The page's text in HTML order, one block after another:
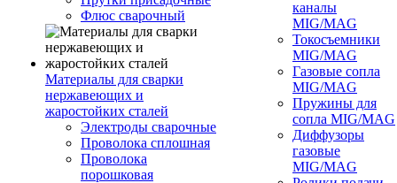
Флюс сварочный
Материалы для сварки
нержавеющих и
жаростойких сталей
Электроды сварочные
Проволока сплошная
Проволока
порошковая
каналы
MIG/MAG
Токосъемники
MIG/MAG
Газовые сопла
MIG/MAG
Пружины для
сопла MIG/MAG
Диффузоры
газовые
MIG/MAG